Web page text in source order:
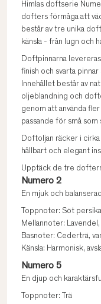
Himlas doftserie
dofters förmåga att
består av tre unika
känsla - från lugn och
Doftpinnarna
finish och svarta
Innehållet består av
oljeblandning och
genom att använda
passande för små
Doftoljan räcker i
hållbart och elegant
Upptäck de tre
Numero 2
En mjuk och
Toppnoter: Söt persika
Mellannoter:
Basnoter: Cederträ,
Känsla: Harmonisk,
Numero 5
En djup och
Toppnoter: Trä